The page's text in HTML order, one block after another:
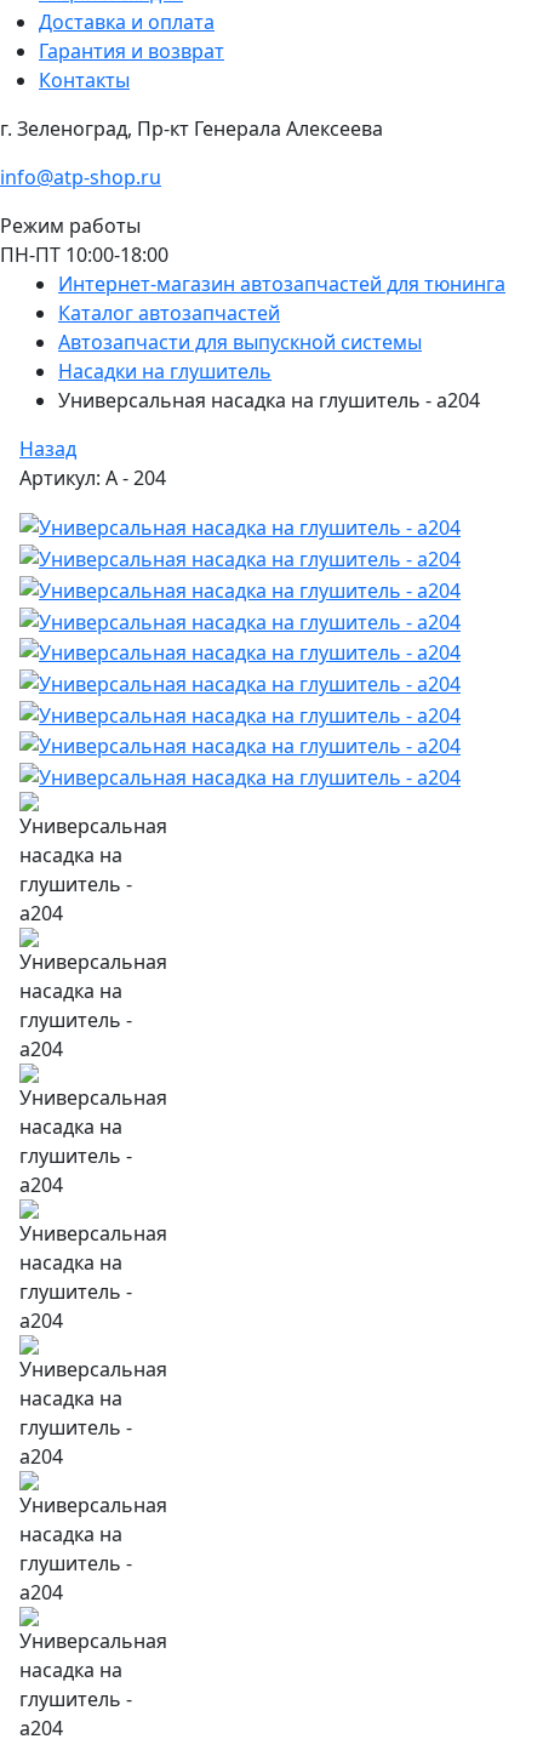
Доставка и оплата
Гарантия и возврат
Контакты
г. Зеленоград, Пр-кт Генерала Алексеева
info@atp-shop.ru
Режим работы
ПН-ПТ 10:00-18:00
Интернет-магазин автозапчастей для тюнинга
Каталог автозапчастей
Автозапчасти для выпускной системы
Насадки на глушитель
Универсальная насадка на глушитель - a204
Назад
Артикул: A - 204